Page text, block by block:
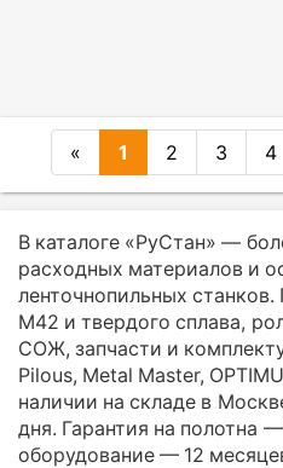
« 1 2 3 4
В каталоге «РуСтан» —
расходных материалов и
ленточнопильных
M42 и твердого сплава,
СОЖ, запчасти и
Pilous, Metal Master,
наличии на складе в
дня. Гарантия на полотна
оборудование — 12